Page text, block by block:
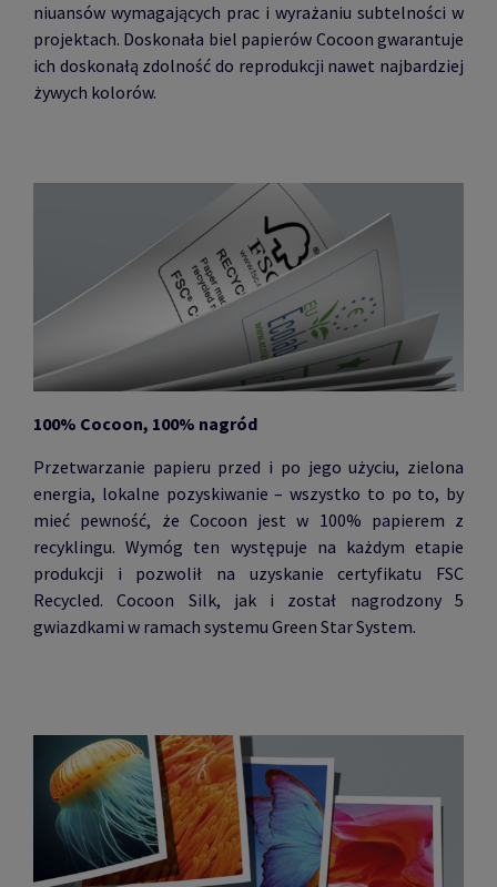
niuansów wymagających prac i wyrażaniu subtelności w
projektach. Doskonała biel papierów Cocoon gwarantuje
ich doskonałą zdolność do reprodukcji nawet najbardziej
żywych kolorów.
100% Cocoon, 100% nagród
Przetwarzanie papieru przed i po jego użyciu, zielona
energia, lokalne pozyskiwanie – wszystko to po to, by
mieć pewność, że Cocoon jest w 100% papierem z
recyklingu. Wymóg ten występuje na każdym etapie
produkcji i pozwolił na uzyskanie certyfikatu FSC
Recycled. Cocoon Silk, jak i został nagrodzony 5
gwiazdkami w ramach systemu Green Star System.